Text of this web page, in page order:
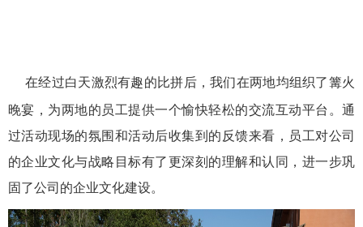
在经过白天激烈有趣的比拼后，我们在两地均组织了篝火
晚宴 ， 为两地的员工提供一个愉快轻松的交流互动平台 。通
过活动现场的氛围和活动后收集到的反馈来看，员工对公司
的企业文化与战略目标有了更深刻的理解和认同，进一步巩
固了公司的企业文化建设。